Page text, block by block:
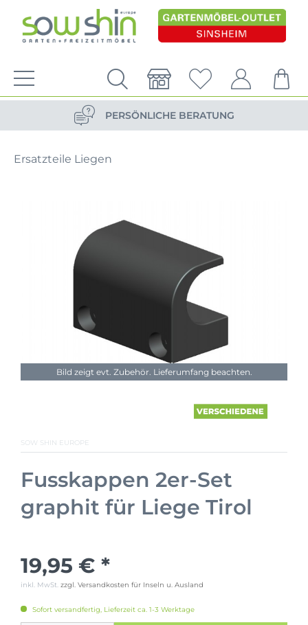
VERSANDKOSTENFREIE LIEFERUNG
PERSÖNLICHE BERATUNG
Ersatzteile Liegen
Bild zeigt evt. Zubehör. Lieferumfang beachten.
SOW SHIN EUROPE
Fusskappen 2er-Set
graphit für Liege Tirol
19,95 € *
inkl. MwSt. zzgl. Versandkosten für Inseln u. Ausland
Sofort versandfertig, Lieferzeit ca. 1-3 Werktage